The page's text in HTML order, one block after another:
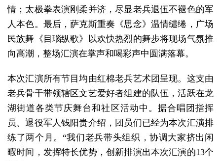
情；太极拳表演刚柔并济，尽显老兵退伍不褪色的军
人本色。最后，萨克斯重奏《思念》温情缱绻，广场
民族舞《目瑙纵歌》以欢快热烈的舞步将现场气氛推
向高潮，整场汇演在掌声和喝彩声中圆满落幕。
本次汇演所有节目均由红棉老兵艺术团呈现。这支由
老兵骨干带领辖区文艺爱好者组建的队伍，活跃在龙
湖街道各类节庆舞台和社区活动中。据合唱团指挥
员、退役军人钱阳贵介绍，团员们已经为本次汇演排
练了两个月。“我们老兵带头组织，协调大家挤出闲
暇时间，发挥特长优势，创新排演出本次汇演的13个